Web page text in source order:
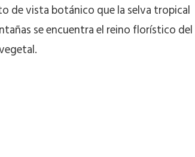
de vista botánico que la selva tropical
se encuentra el reino florístico del